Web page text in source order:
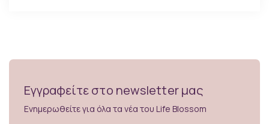
Εγγραφείτε στο newsletter μας
Ενημερωθείτε για όλα τα νέα του Life Blossom